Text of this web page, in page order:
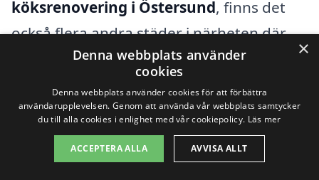
köksrenovering i Östersund, finns det
också flera andra städer i närheten där
du kan hitta professionella hantverkare.
Det är viktigt att välja ett företag som kan
erbjuda expertis och kvalitet, oavsett var i
området du befinner dig. Här är några av
de närliggande städerna där du kan hitta
×
Denna webbplats använder
cookies
Denna webbplats använder cookies för att förbättra
användarupplevelsen. Genom att använda vår webbplats samtycker
du till alla cookies i enlighet med vår cookiepolicy. Läs mer
ACCEPTERA ALLA AVVISA ALLT